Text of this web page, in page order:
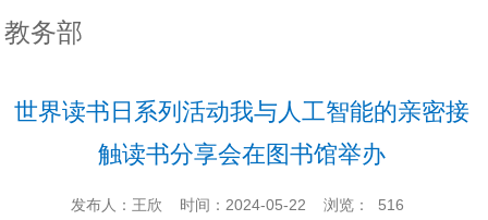
教务部
世界读书日系列活动我与人工智能的亲密接
触读书分享会在图书馆举办
发布人：王欣 时间：2024-05-22 浏览： 516